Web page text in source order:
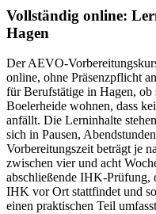
Vollständig online:
Hagen
Der AEVO-
online, ohne Präsenzpflicht
für Berufstätige in Hagen, ob
Boelerheide wohnen, dass
anfällt. Die Lerninhalte
sich in Pausen,
Vorbereitungszeit beträgt je
zwischen vier und acht
abschließende IHK-Prüfung,
IHK vor Ort stattfindet und
einen praktischen Teil